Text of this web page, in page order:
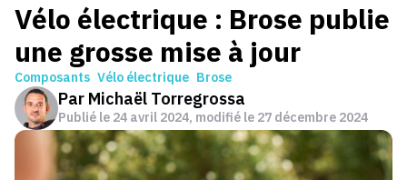
Vélo électrique : Brose publie
une grosse mise à jour
Composants Vélo électrique Brose
Par Michaël Torregrossa
Publié le 24 avril 2024, modifié le 27 décembre 2024